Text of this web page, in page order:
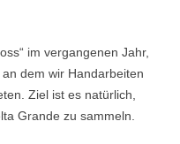
im vergangenen Jahr,
dem wir Handarbeiten
Ziel ist es natürlich,
Grande zu sammeln.